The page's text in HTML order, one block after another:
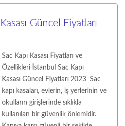
Güncel Fiyatları
Sac Kapı Kasası Fiyatları ve
Özellikleri İstanbul Sac Kapı
Kasası Güncel Fiyatları 2023 Sac
kapı kasaları, evlerin, iş yerlerinin ve
okulların girişlerinde sıklıkla
kullanılan bir güvenlik önlemidir.